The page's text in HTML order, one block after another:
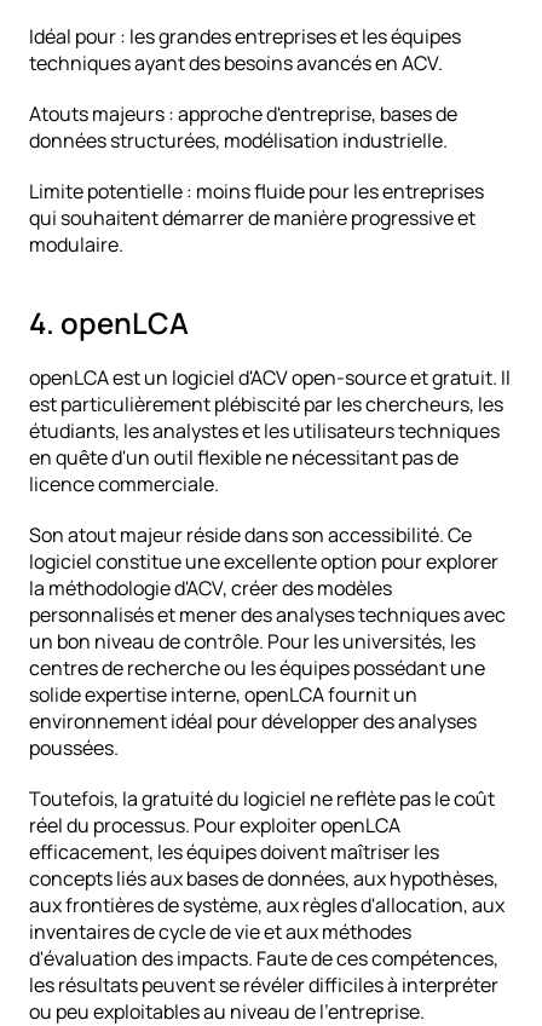
Idéal pour : les grandes entreprises et les équipes
techniques ayant des besoins avancés en ACV.
Atouts majeurs : approche d'entreprise, bases de
données structurées, modélisation industrielle.
Limite potentielle : moins fluide pour les entreprises
qui souhaitent démarrer de manière progressive et
modulaire.
4. openLCA
openLCA est un logiciel d'ACV open-source et gratuit. Il
est particulièrement plébiscité par les chercheurs, les
étudiants, les analystes et les utilisateurs techniques
en quête d'un outil flexible ne nécessitant pas de
licence commerciale.
Son atout majeur réside dans son accessibilité. Ce
logiciel constitue une excellente option pour explorer
la méthodologie d'ACV, créer des modèles
personnalisés et mener des analyses techniques avec
un bon niveau de contrôle. Pour les universités, les
centres de recherche ou les équipes possédant une
solide expertise interne, openLCA fournit un
environnement idéal pour développer des analyses
poussées.
Toutefois, la gratuité du logiciel ne reflète pas le coût
réel du processus. Pour exploiter openLCA
efficacement, les équipes doivent maîtriser les
concepts liés aux bases de données, aux hypothèses,
aux frontières de système, aux règles d'allocation, aux
inventaires de cycle de vie et aux méthodes
d'évaluation des impacts. Faute de ces compétences,
les résultats peuvent se révéler difficiles à interpréter
ou peu exploitables au niveau de l'entreprise.